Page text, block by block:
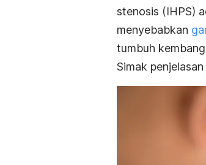
stenosis (IHPS)
menyebabkan
tumbuh
Simak